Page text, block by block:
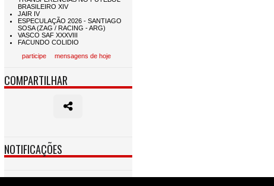
participe mensagens de hoje
COMPARTILHAR
NOTIFICAÇÕES